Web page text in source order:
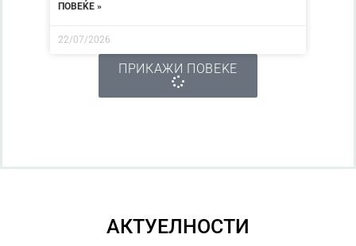
ПОВЕЌЕ »
22/07/2026
ПРИКАЖИ ПОВЕЌЕ
АКТУЕЛНОСТИ